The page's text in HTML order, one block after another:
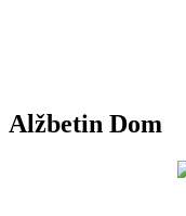
Alžbetin Dom